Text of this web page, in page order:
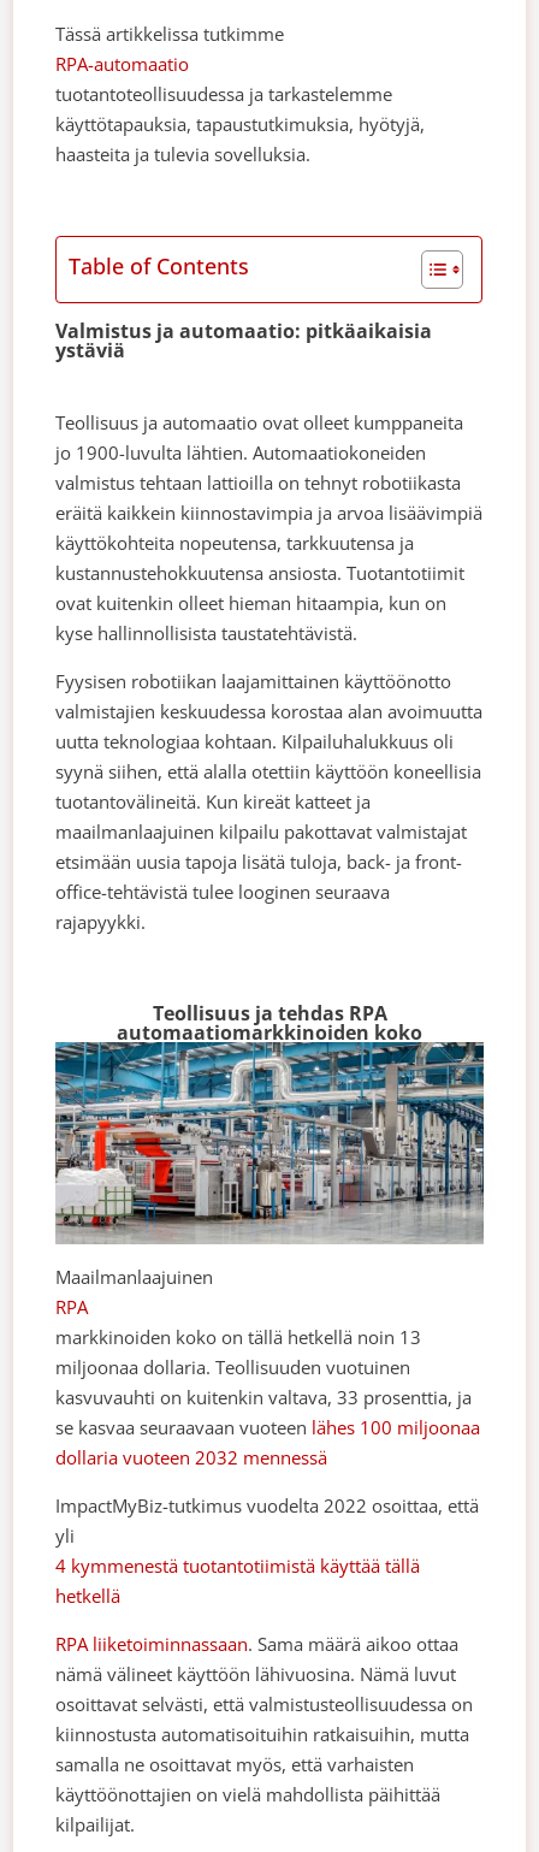
Tässä artikkelissa tutkimme
RPA-automaatio
tuotantoteollisuudessa ja tarkastelemme
käyttötapauksia, tapaustutkimuksia, hyötyjä,
haasteita ja tulevia sovelluksia.
Table of Contents
Valmistus ja automaatio: pitkäaikaisia
ystäviä
Teollisuus ja automaatio ovat olleet kumppaneita
jo 1900-luvulta lähtien. Automaatiokoneiden
valmistus tehtaan lattioilla on tehnyt robotiikasta
eräitä kaikkein kiinnostavimpia ja arvoa lisäävimpiä
käyttökohteita nopeutensa, tarkkuutensa ja
kustannustehokkuutensa ansiosta. Tuotantotiimit
ovat kuitenkin olleet hieman hitaampia, kun on
kyse hallinnollisista taustatehtävistä.
Fyysisen robotiikan laajamittainen käyttöönotto
valmistajien keskuudessa korostaa alan avoimuutta
uutta teknologiaa kohtaan. Kilpailuhalukkuus oli
syynä siihen, että alalla otettiin käyttöön koneellisia
tuotantovälineitä. Kun kireät katteet ja
maailmanlaajuinen kilpailu pakottavat valmistajat
etsimään uusia tapoja lisätä tuloja, back- ja front-
office-tehtävistä tulee looginen seuraava
rajapyykki.
Teollisuus ja tehdas RPA
automaatiomarkkinoiden koko
Maailmanlaajuinen
RPA
markkinoiden koko on tällä hetkellä noin 13
miljoonaa dollaria. Teollisuuden vuotuinen
kasvuvauhti on kuitenkin valtava, 33 prosenttia, ja
se kasvaa seuraavaan vuoteen lähes 100 miljoonaa
dollaria vuoteen 2032 mennessä
ImpactMyBiz-tutkimus vuodelta 2022 osoittaa, että
yli
4 kymmenestä tuotantotiimistä käyttää tällä
hetkellä
RPA liiketoiminnassaan. Sama määrä aikoo ottaa
nämä välineet käyttöön lähivuosina. Nämä luvut
osoittavat selvästi, että valmistusteollisuudessa on
kiinnostusta automatisoituihin ratkaisuihin, mutta
samalla ne osoittavat myös, että varhaisten
käyttöönottajien on vielä mahdollista päihittää
kilpailijat.